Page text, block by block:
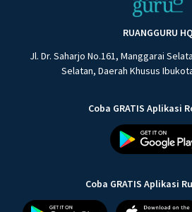
RUANGGURU HQ
Jl. Dr. Saharjo No.161, Manggarai
Selatan, Daerah Khusus
Coba GRATIS Aplikasi
Coba GRATIS Aplikasi